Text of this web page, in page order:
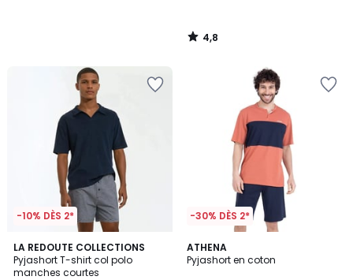
4,8
/
-10% DÈS 2*
LA REDOUTE COLLECTIONS
Pyjashort T-shirt col polo
manches courtes
4,9
/ 5
-30% DÈS 2*
ATHENA
Pyjashort en coton
5
/